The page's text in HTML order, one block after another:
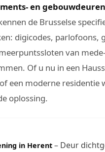
en gebouwdeuren
de Brusselse
digicodes, parlofoons,
van mede-
Of u nu in een
een moderne residentie
oplossing.
in Herent– Deur